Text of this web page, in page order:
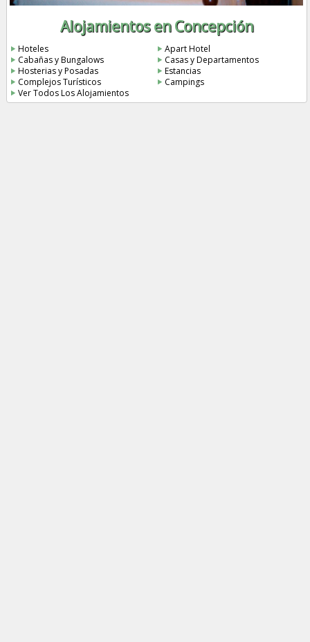
Alojamientos en Concepción
Hoteles
Apart Hotel
Cabañas y Bungalows
Casas y Departamentos
Hosterias y Posadas
Estancias
Complejos Turísticos
Campings
Ver Todos Los Alojamientos